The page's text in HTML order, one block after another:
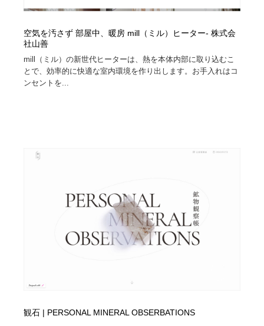
空気を汚さず 部屋中、暖房 mill（ミル）ヒーター- 株式会
社山善
mill（ミル）の新世代ヒーターは、熱を本体内部に取り込むこ
とで、効率的に快適な室内環境を作り出します。お手入れはコ
ンセントを...
観石 | PERSONAL MINERAL OBSERBATIONS